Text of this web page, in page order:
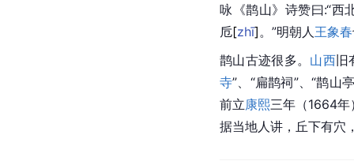
咏《鹊山》诗赞曰:“西
卮[zhī] 。”明朝人 王象春
鹊山古迹很多。 山西旧
寺”、“扁鹊祠”、“鹊山
前立康熙三年（1664年
据当地人讲，丘下有穴